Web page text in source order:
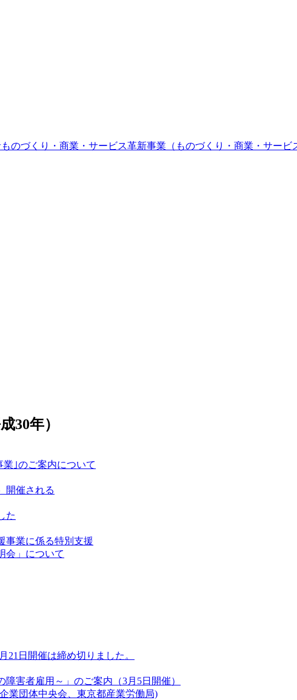
のづくり・商業・サービス革新事業（ものづくり・商業・サービ
30年）
｣のご案内について
開催される
た
事業に係る特別支援
会」について
日開催は締め切りました。
害者雇用～」のご案内（3月5日開催）
業団体中央会、東京都産業労働局)